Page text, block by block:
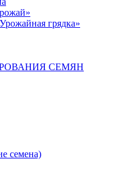
грядка»
СЕМЯН
семена)